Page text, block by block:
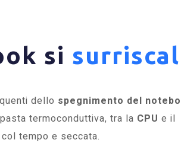
si
dello spegnimento del
termoconduttiva, tra la CPU e il
tempo e seccata.